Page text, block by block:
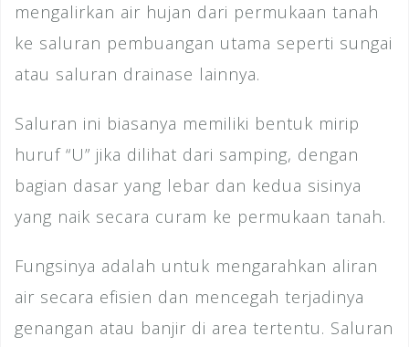
mengalirkan air hujan dari permukaan tanah
ke saluran pembuangan utama seperti sungai
atau saluran drainase lainnya.
Saluran ini biasanya memiliki bentuk mirip
huruf “U” jika dilihat dari samping, dengan
bagian dasar yang lebar dan kedua sisinya
yang naik secara curam ke permukaan tanah.
Fungsinya adalah untuk mengarahkan aliran
air secara efisien dan mencegah terjadinya
genangan atau banjir di area tertentu. Saluran